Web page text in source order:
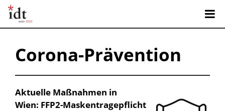
Corona-Prävention
Aktuelle Maßnahmen in
Wien: FFP2-Maskentragepflicht